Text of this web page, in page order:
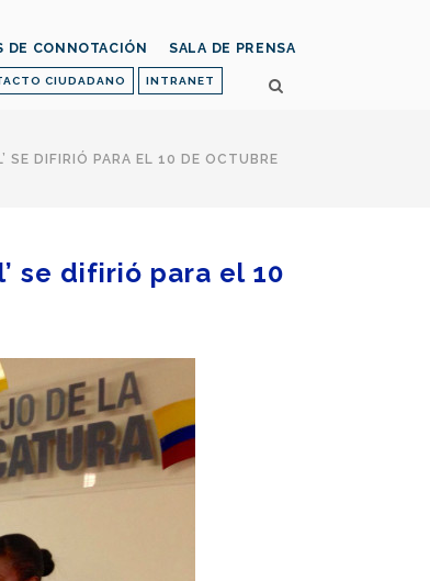
CIUDADANO INTRANET
DE CONNOTACIÓN SALA DE PRENSA
SE DIFIRIÓ PARA EL 10 DE OCTUBRE
se difirió para el 10